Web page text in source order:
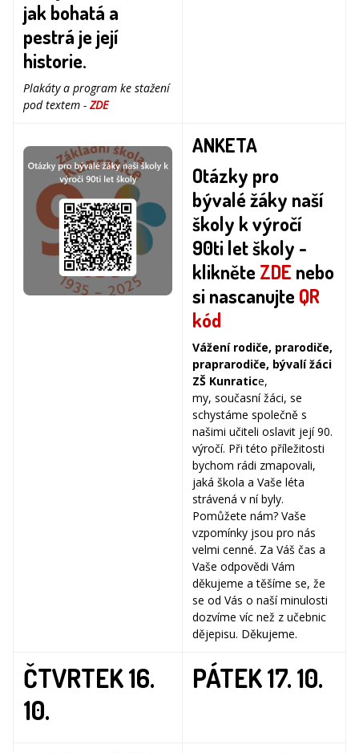
jak bohatá a
pestrá je její
historie.
Plakáty a program ke stažení
pod textem -ZDE
ANKETA
Otázky pro
bývalé žáky naší
školy kvýročí
90ti let školy -
klikněte ZDE nebo
si nascanujte QR
kód
Vážení rodiče, prarodiče,
praprarodiče, bývalí žáci
ZŠ Kunratice,
my, současní žáci, se
schystáme společně s
našimi učiteli oslavit její 90.
výročí. Při této příležitosti
bychom rádi zmapovali,
jaká škola a Vaše léta
strávená v ní byly.
Pomůžete nám? Vaše
vzpomínky jsou pro nás
velmi cenné. Za Váš čas a
Vaše odpovědi Vám
děkujeme a těšíme se, že
se od Vás o naší minulosti
dozvíme víc než z učebnic
dějepisu. Děkujeme.
ČTVRTEK 16.
10.
PÁTEK 17. 10.